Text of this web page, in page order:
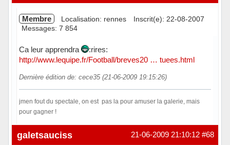
Membre Localisation: rennes
Inscrit(e): 22-08-2007
Messages: 7 854
Ca leur apprendra
:rires:
http://www.lequipe.fr/Football/breves20 … tuees.html
Dernière édition de: cece35 (21-06-2009 19:15:26)
jmen fout du spectale, on est pas la pour amuser la galerie, mais
pour gagner !
Hors ligne #68
21-06-2009 21:10:12
galetsauciss